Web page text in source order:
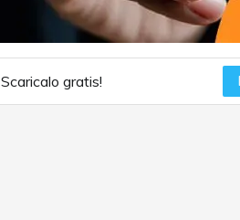
Scaricalo gratis!